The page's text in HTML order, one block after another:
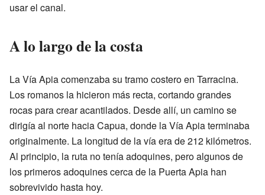
usar el canal.
A lo largo de la costa
La Vía Apia comenzaba su tramo costero en Tarracina.
Los romanos la hicieron más recta, cortando grandes
rocas para crear acantilados. Desde allí, un camino se
dirigía al norte hacia Capua, donde la Vía Apia terminaba
originalmente. La longitud de la vía era de 212 kilómetros.
Al principio, la ruta no tenía adoquines, pero algunos de
los primeros adoquines cerca de la Puerta Apia han
sobrevivido hasta hoy.